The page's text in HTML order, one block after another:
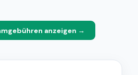
anzeigen →